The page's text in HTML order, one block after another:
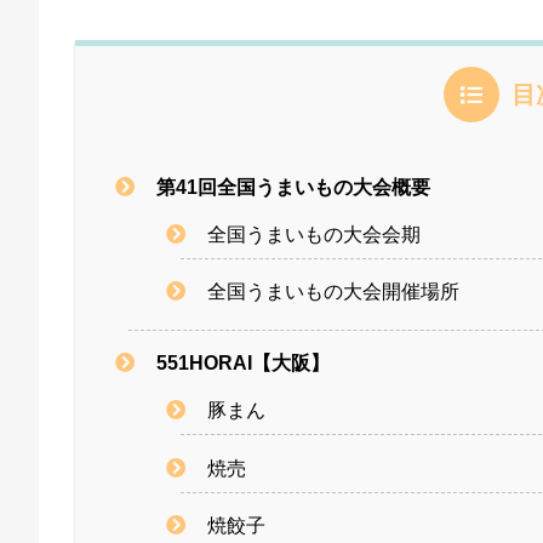
第41回全国うまいもの大会概要
全国うまいもの大会会期
全国うまいもの大会開催場所
551HORAI【大阪】
豚まん
焼売
焼餃子